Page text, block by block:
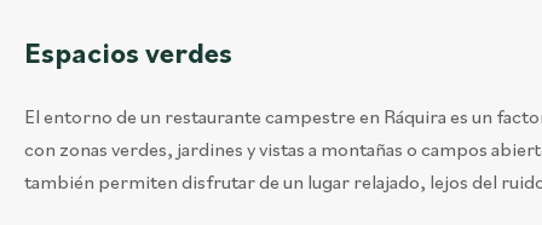
Espacios verdes
El entorno de un restaurante campestre en Ráquira es un
con zonas verdes, jardines y vistas a montañas o campos
también permiten disfrutar de un lugar relajado, lejos del